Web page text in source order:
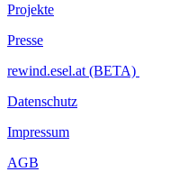
Projekte
Presse
rewind.esel.at (BETA)
Datenschutz
Impressum
AGB